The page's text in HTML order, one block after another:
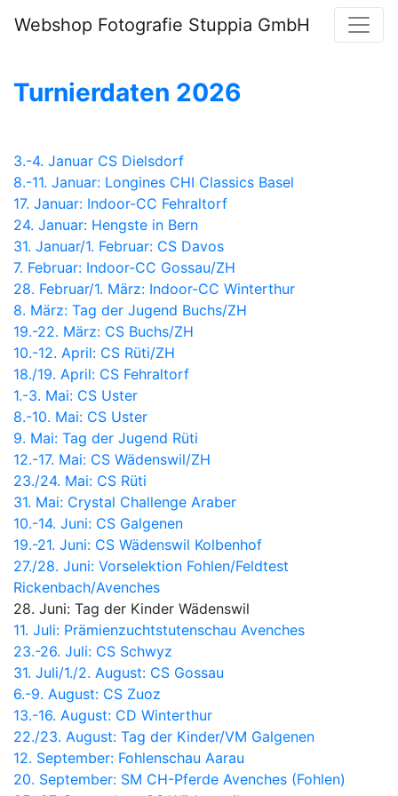
Webshop Fotografie Stuppia GmbH
Turnierdaten 2026
3.-4. Januar CS Dielsdorf
8.-11. Januar: Longines CHI Classics Basel
17. Januar: Indoor-CC Fehraltorf
24. Januar: Hengste in Bern
31. Januar/1. Februar: CS Davos
7. Februar: Indoor-CC Gossau/ZH
28. Februar/1. März: Indoor-CC Winterthur
8. März: Tag der Jugend Buchs/ZH
19.-22. März: CS Buchs/ZH
10.-12. April: CS Rüti/ZH
18./19. April: CS Fehraltorf
1.-3. Mai: CS Uster
8.-10. Mai: CS Uster
9. Mai: Tag der Jugend Rüti
12.-17. Mai: CS Wädenswil/ZH
23./24. Mai: CS Rüti
31. Mai: Crystal Challenge Araber
10.-14. Juni: CS Galgenen
19.-21. Juni: CS Wädenswil Kolbenhof
27./28. Juni: Vorselektion Fohlen/Feldtest
Rickenbach/Avenches
28. Juni: Tag der Kinder Wädenswil
11. Juli: Prämienzuchtstutenschau Avenches
23.-26. Juli: CS Schwyz
31. Juli/1./2. August: CS Gossau
6.-9. August: CS Zuoz
13.-16. August: CD Winterthur
22./23. August: Tag der Kinder/VM Galgenen
12. September: Fohlenschau Aarau
20. September: SM CH-Pferde Avenches (Fohlen)